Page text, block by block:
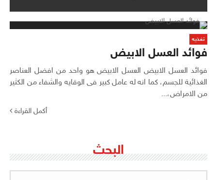
تغذيه
فوائد العسل الابيض
فوائد العسل الابيض العسل الابيض هو واحد من افضل العناصر
الغذائية للجسم، كما انه له عامل كبير فى الوقايه والشفاء من الكثير
من الامراض،...
أكمل القراءة
البحث